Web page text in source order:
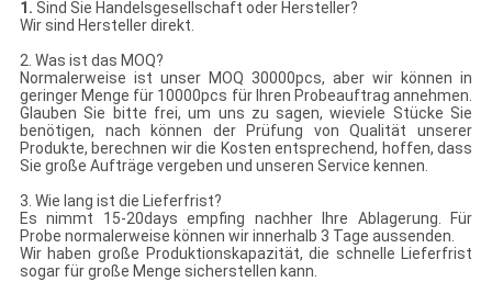
1. Sind Sie Handelsgesellschaft oder Hersteller?
Wir sind Hersteller direkt.
2. Was ist das MOQ?
Normalerweise ist unser MOQ 30000pcs, aber wir können in
geringer Menge für 10000pcs für Ihren Probeauftrag annehmen.
Glauben Sie bitte frei, um uns zu sagen, wieviele Stücke Sie
benötigen, nach können der Prüfung von Qualität unserer
Produkte, berechnen wir die Kosten entsprechend, hoffen, dass
Sie große Aufträge vergeben und unseren Service kennen.
3. Wie lang ist die Lieferfrist?
Es nimmt 15-20days empfing nachher Ihre Ablagerung. Für
Probe normalerweise können wir innerhalb 3 Tage aussenden.
Wir haben große Produktionskapazität, die schnelle Lieferfrist
sogar für große Menge sicherstellen kann.